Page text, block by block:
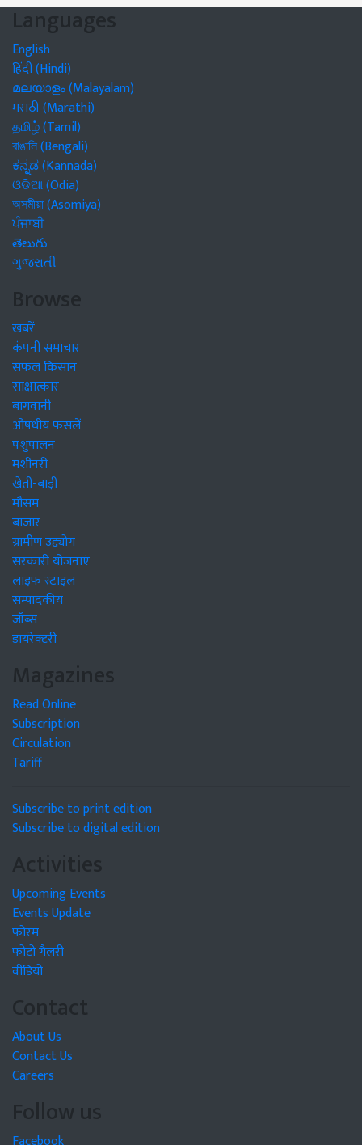
Languages
English
हिंदी (Hindi)
മലയാളം (Malayalam)
मराठी (Marathi)
தமிழ் (Tamil)
বাঙালি (Bengali)
ಕನ್ನಡ (Kannada)
ଓଡିଆ (Odia)
অসমীয়া (Asomiya)
ਪੰਜਾਬੀ
తెలుగు
ગુજરાતી
Browse
खबरें
कंपनी समाचार
सफल किसान
साक्षात्कार
बागवानी
औषधीय फसलें
पशुपालन
मशीनरी
खेती-बाड़ी
मौसम
बाजार
ग्रामीण उद्द्योग
सरकारी योजनाएं
लाइफ स्टाइल
सम्पादकीय
जॉब्स
डायरेक्टरी
Magazines
Read Online
Subscription
Circulation
Tariff
Subscribe to print edition
Subscribe to digital edition
Activities
Upcoming Events
Events Update
फोरम
फोटो गैलरी
वीडियो
Contact
About Us
Contact Us
Careers
Follow us